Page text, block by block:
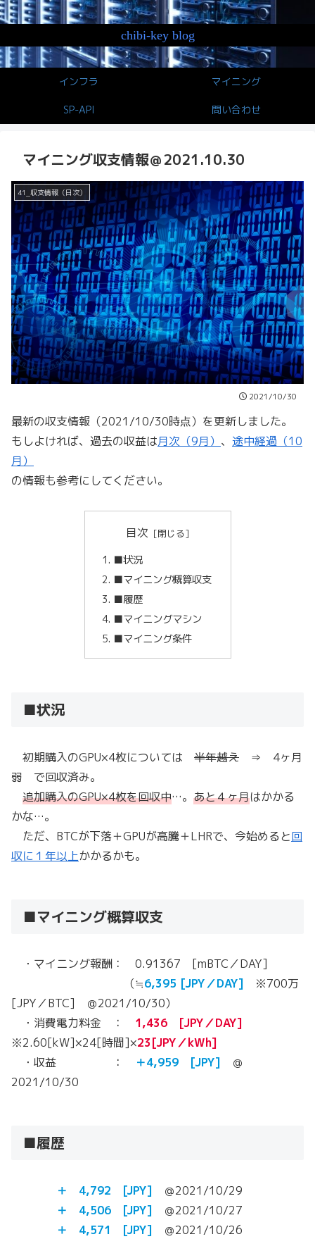
chibi-key blog
インフラ マイニング
SP-API 問い合わせ
マイニング収支情報＠2021.10.30
41_収支情報（日次）
2021/10/30
最新の収支情報（2021/10/30時点）を更新しました。
もしよければ、過去の収益は月次（9月） 、 途中経過（10
月）
の情報も参考にしてください。
目次
■状況
■マイニング概算収支
■履歴
■マイニングマシン
■マイニング条件
■状況
初期購入のGPU×4枚については 半年越え ⇒ 4ヶ月
弱 で回収済み。
追加購入のGPU×4枚を回収中…。 あと４ヶ月はかかる
かな…。
ただ、BTCが下落＋GPUが高騰＋LHRで、今始めると回
収に１年以上かかるかも。
■マイニング概算収支
・マイニング報酬： 0.91367 [mBTC／DAY]
（≒6,395 [JPY／DAY] ※700万
[JPY／BTC] ＠2021/10/30）
・消費電力料金 ： 1,436 [JPY／DAY]
※2.60[kW]×24[時間]×23[JPY／kWh]
・収益 ：
＋4,959 [JPY] ＠
2021/10/30
■履歴
＋ 4,792 [JPY] ＠2021/10/29
＋ 4,506 [JPY] ＠2021/10/27
＋ 4,571 [JPY] ＠2021/10/26